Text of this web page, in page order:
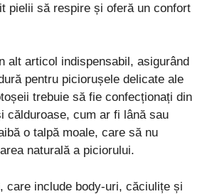
pielii să respire și oferă un confort
alt articol indispensabil, asigurând
pentru piciorușele delicate ale
trebuie să fie confecționați din
călduroase, cum ar fi lână sau
o talpă moale, care să nu
naturală a piciorului.
care include body-uri, căciulițe și